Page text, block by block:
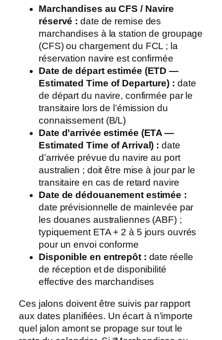
Marchandises au CFS / Navire
réservé : date de remise des
marchandises à la station de groupage
(CFS) ou chargement du FCL ; la
réservation navire est confirmée
Date de départ estimée (ETD —
Estimated Time of Departure) : date
de départ du navire, confirmée par le
transitaire lors de l’émission du
connaissement (B/L)
Date d’arrivée estimée (ETA —
Estimated Time of Arrival) : date
d’arrivée prévue du navire au port
australien ; doit être mise à jour par le
transitaire en cas de retard navire
Date de dédouanement estimée :
date prévisionnelle de mainlevée par
les douanes australiennes (ABF) ;
typiquement ETA + 2 à 5 jours ouvrés
pour un envoi conforme
Disponible en entrepôt : date réelle
de réception et de disponibilité
effective des marchandises
Ces jalons doivent être suivis par rapport
aux dates planifiées. Un écart à n’importe
quel jalon amont se propage sur tout le